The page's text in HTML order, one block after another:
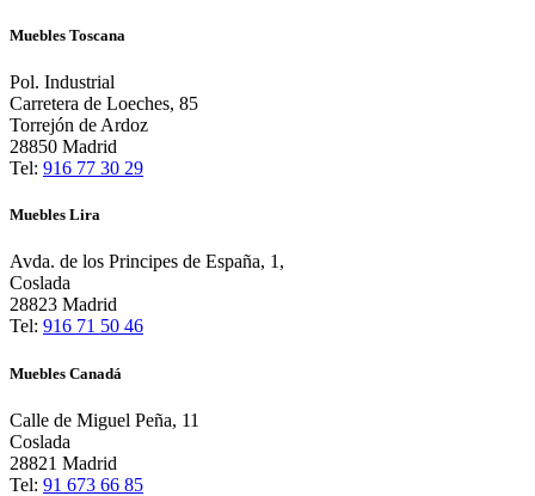
Muebles Toscana
Pol. Industrial
Carretera de Loeches, 85
Torrejón de Ardoz
28850 Madrid
Tel: 916 77 30 29
Muebles Lira
Avda. de los Principes de España, 1,
Coslada
28823 Madrid
Tel: 916 71 50 46
Muebles Canadá
Calle de Miguel Peña, 11
Coslada
28821 Madrid
Tel: 91 673 66 85